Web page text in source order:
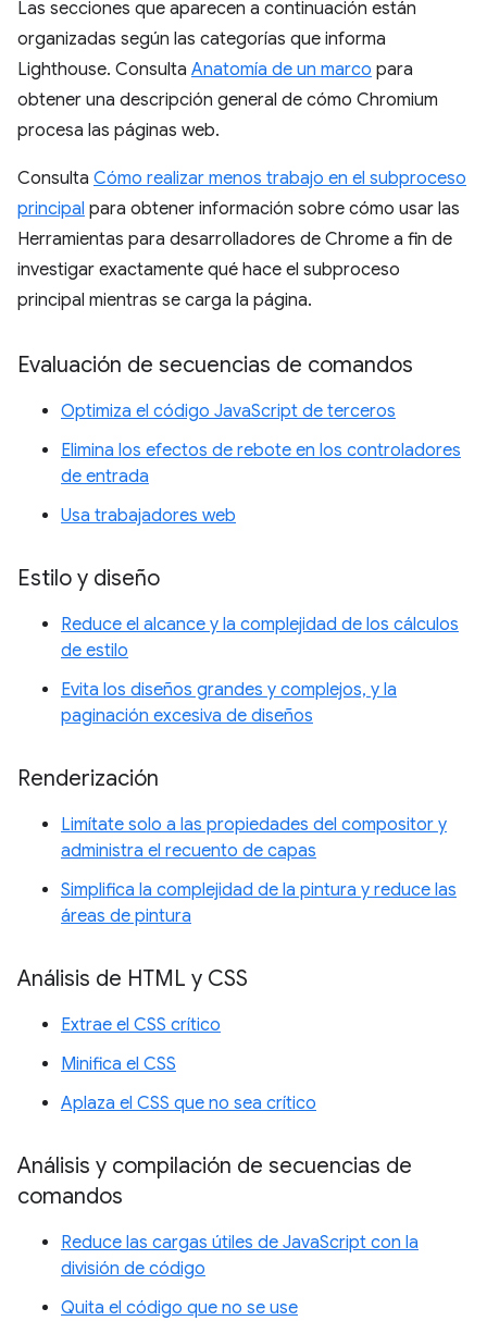
Las secciones que aparecen a continuación están
organizadas según las categorías que informa
Lighthouse. Consulta Anatomía de un marco para
obtener una descripción general de cómo Chromium
procesa las páginas web.
Consulta Cómo realizar menos trabajo en el subproceso
principal para obtener información sobre cómo usar las
Herramientas para desarrolladores de Chrome a fin de
investigar exactamente qué hace el subproceso
principal mientras se carga la página.
Evaluación de secuencias de comandos
Optimiza el código JavaScript de terceros
Elimina los efectos de rebote en los controladores
de entrada
Usa trabajadores web
Estilo y diseño
Reduce el alcance y la complejidad de los cálculos
de estilo
Evita los diseños grandes y complejos, y la
paginación excesiva de diseños
Renderización
Limítate solo a las propiedades del compositor y
administra el recuento de capas
Simplifica la complejidad de la pintura y reduce las
áreas de pintura
Análisis de HTML y CSS
Extrae el CSS crítico
Minifica el CSS
Aplaza el CSS que no sea crítico
Análisis y compilación de secuencias de
comandos
Reduce las cargas útiles de JavaScript con la
división de código
Quita el código que no se use